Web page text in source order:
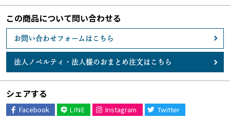
この商品について問い合わせる
お問い合わせフォームはこちら
法人ノベルティ・ 法人様のおまとめ注文はこちら
シェアする
Facebook LINE Instagram Twitter